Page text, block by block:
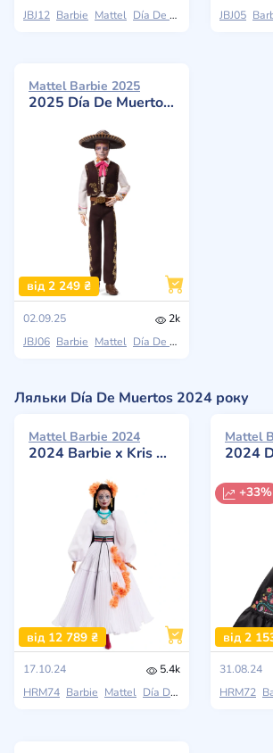
JBJ12 Barbie Mattel Día De Muertos
JBJ05
Mattel Barbie 2025
2025 Día De Muertos Ken
від 2 249 ₴
02.09.25
2k
JBJ06 Barbie Mattel Día De Muertos
Ляльки Día De Muertos 2024 року
Mattel Barbie 2024
2024 Barbie x Kris Goyri Día De Muertos
від 12 789 ₴
17.10.24
5.4k
HRM74 Barbie Mattel Día De Muertos
Mattel
2024
+33%
від 2
31.08.24
HRM72